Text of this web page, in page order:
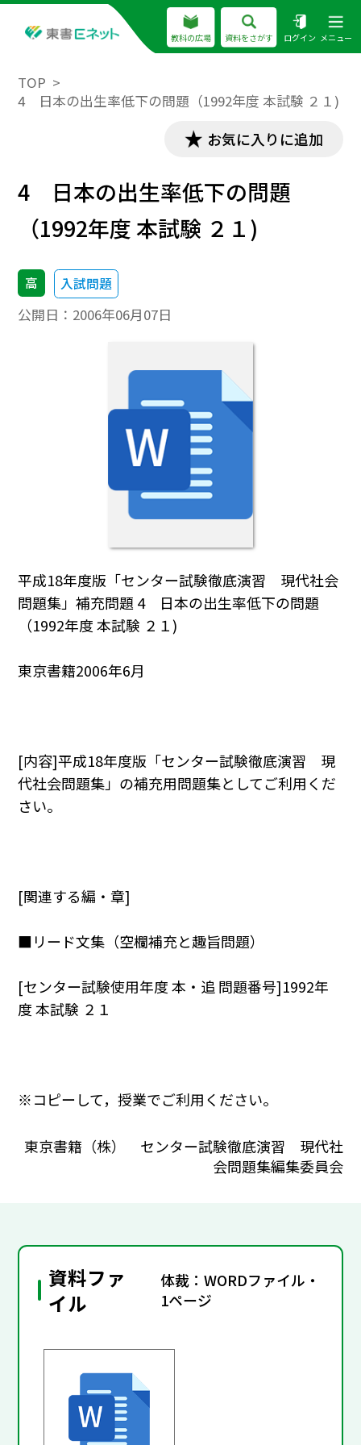
教科の広場 資料をさがす ログイン メニュー
TOP
4 日本の出生率低下の問題（1992年度 本試験 ２１)
お気に入りに追加
4 日本の出生率低下の問題
（1992年度 本試験 ２１)
高 入試問題
公開日： 2006年06月07日
平成18年度版「センター試験徹底演習 現代社会
問題集」補充問題 4 日本の出生率低下の問題
（1992年度 本試験 ２１)
東京書籍2006年6月
[内容]平成18年度版「センター試験徹底演習 現
代社会問題集」の補充用問題集としてご利用くだ
さい。
[関連する編・章]
■リード文集（空欄補充と趣旨問題）
[センター試験使用年度 本・追 問題番号]1992年
度 本試験 ２１
※コピーして，授業でご利用ください。
東京書籍（株） センター試験徹底演習 現代社
会問題集編集委員会
資料ファ
イル
体裁：WORDファイル・
1ページ